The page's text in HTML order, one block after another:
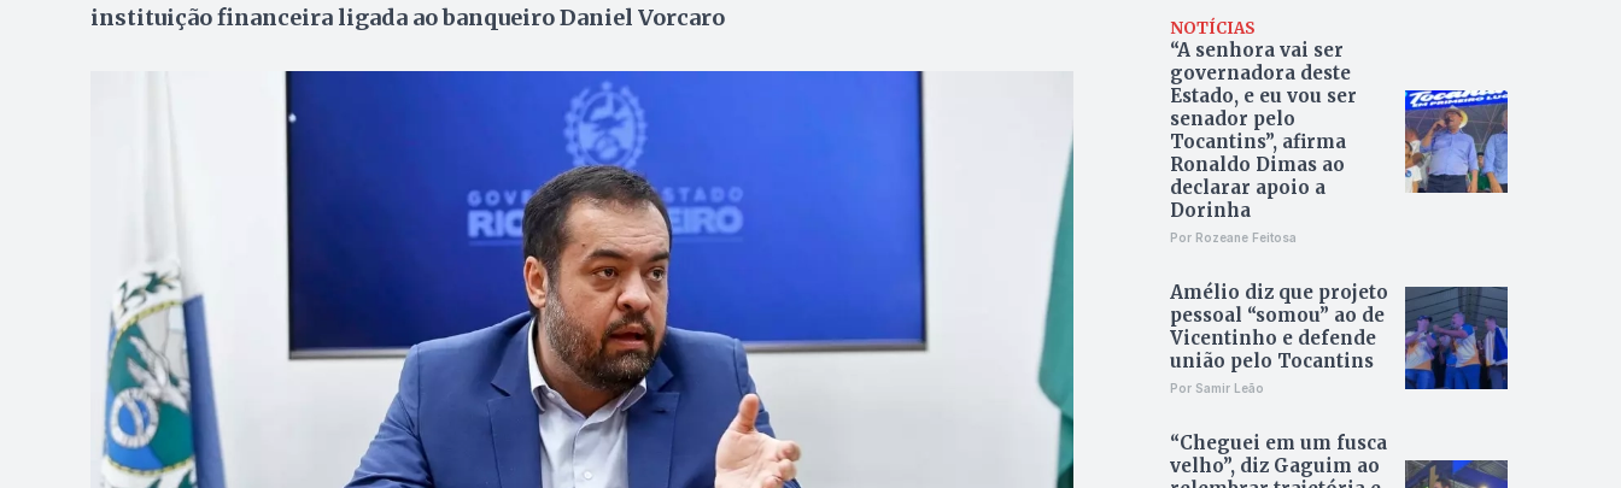
instituição financeira ligada ao banqueiro Daniel Vorcaro
NOTÍCIAS
“A senhora vai ser
governadora deste
Estado, e eu vou ser
senador pelo
Tocantins”, afirma
Ronaldo Dimas ao
declarar apoio a
Dorinha
Por Rozeane Feitosa
Amélio diz que projeto
pessoal “somou” ao de
Vicentinho e defende
união pelo Tocantins
Por Samir Leão
“Cheguei em um fusca
velho”, diz Gaguim ao